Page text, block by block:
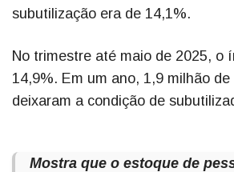
subutilização era de 14,1%.
No trimestre até maio de 2025, o
14,9%. Em um ano, 1,9 milhão de
deixaram a condição de
Mostra que o estoque de